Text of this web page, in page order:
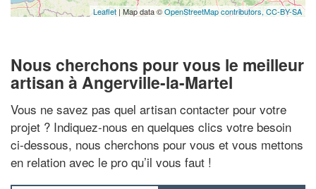
Leaflet | Map data ©OpenStreetMap contributors, CC-BY-SA
Nous cherchons pour vous le meilleur
artisan à Angerville-la-Martel
Vous ne savez pas quel artisan contacter pour votre
projet ? Indiquez-nous en quelques clics votre besoin
ci-dessous, nous cherchons pour vous et vous mettons
en relation avec le pro qu’il vous faut !